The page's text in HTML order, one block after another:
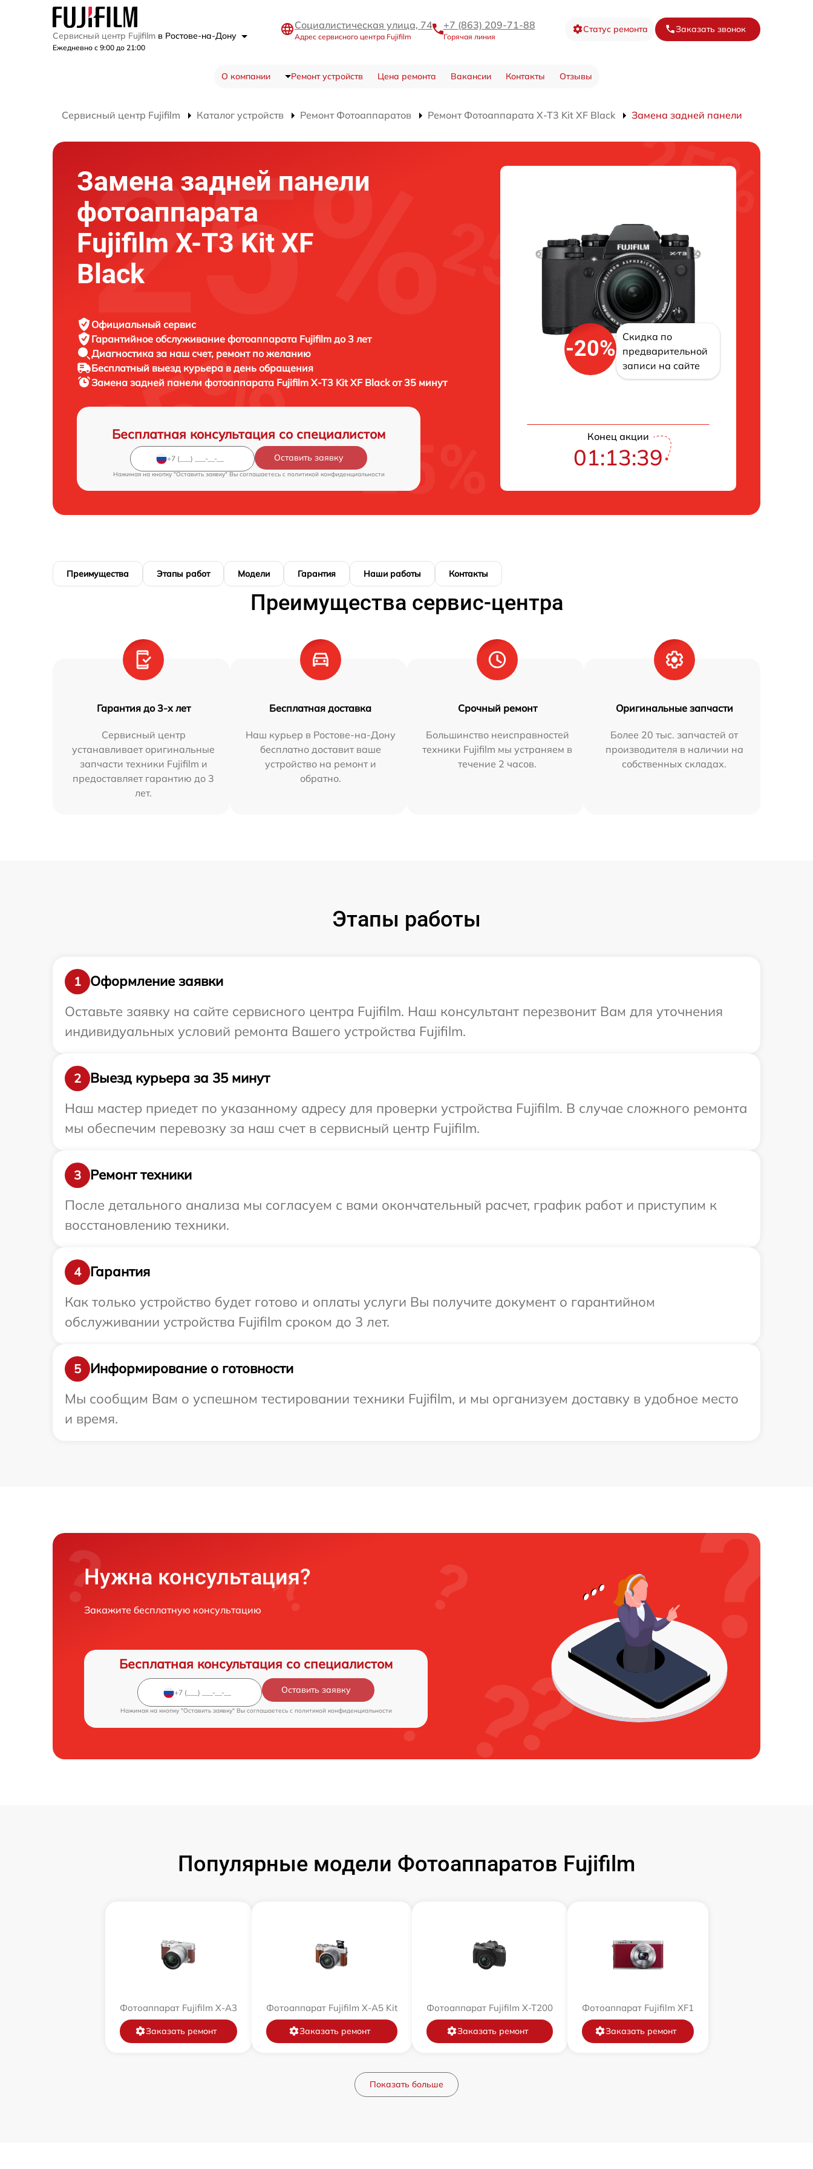
Сервисный центр Fujifilm в Ростове-на-Дону
Ежедневно с 9:00 до 21:00
Социалистическая улица, 74
Адрес сервисного центра Fujifilm
+7 (863) 209-71-88
Горячая линия
Статус ремонта Заказать звонок
О компании Ремонт устройств Цена ремонта Вакансии Контакты Отзывы
Сервисный центр Fujifilm Каталог устройств Ремонт Фотоаппаратов Ремонт Фотоаппарата X-T3 Kit XF Black Замена задней панели
Замена задней панели
фотоаппарата
Fujifilm X-T3 Kit XF
Black
Официальный сервис
Гарантийное обслуживание фотоаппарата Fujifilm до 3 лет
Диагностика за наш счет, ремонт по желанию
Бесплатный выезд курьера в день обращения
Замена задней панели фотоаппарата Fujifilm X-T3 Kit XF Black от 35 минут
Бесплатная консультация со специалистом
Оставить заявку
Нажимая на кнопку "Оставить заявку" Вы соглашаетесь c политикой конфиденциальности
-20%
Скидка по
предварительной
записи на сайте
Конец акции
01:13:39
Преимущества Этапы работ Модели Гарантия Наши работы Контакты
Преимущества сервис-центра
Гарантия до 3-х лет
Сервисный центр
устанавливает оригинальные
запчасти техники Fujifilm и
предоставляет гарантию до 3
лет.
Бесплатная доставка
Наш курьер в Ростове-на-Дону
бесплатно доставит ваше
устройство на ремонт и
обратно.
Срочный ремонт
Большинство неисправностей
техники Fujifilm мы устраняем в
течение 2 часов.
Оригинальные запчасти
Более 20 тыс. запчастей от
производителя в наличии на
собственных складах.
Этапы работы
1
Оформление заявки
Оставьте заявку на сайте сервисного центра Fujifilm. Наш консультант перезвонит Вам для уточнения
индивидуальных условий ремонта Вашего устройства Fujifilm.
2
Выезд курьера за 35 минут
Наш мастер приедет по указанному адресу для проверки устройства Fujifilm. В случае сложного ремонта
мы обеспечим перевозку за наш счет в сервисный центр Fujifilm.
3
Ремонт техники
После детального анализа мы согласуем с вами окончательный расчет, график работ и приступим к
восстановлению техники.
4
Гарантия
Как только устройство будет готово и оплаты услуги Вы получите документ о гарантийном
обслуживании устройства Fujifilm сроком до 3 лет.
5
Информирование о готовности
Мы сообщим Вам о успешном тестировании техники Fujifilm, и мы организуем доставку в удобное место
и время.
Нужна консультация?
Закажите бесплатную консультацию
Бесплатная консультация со специалистом
Оставить заявку
Нажимая на кнопку "Оставить заявку" Вы соглашаетесь c политикой конфиденциальности
Популярные модели Фотоаппаратов Fujifilm
Фотоаппарат Fujifilm X-A3
Заказать ремонт
Фотоаппарат Fujifilm X-A5 Kit
Заказать ремонт
Фотоаппарат Fujifilm X-T200
Заказать ремонт
Фотоаппарат Fujifilm XF1
Заказать ремонт
Показать больше